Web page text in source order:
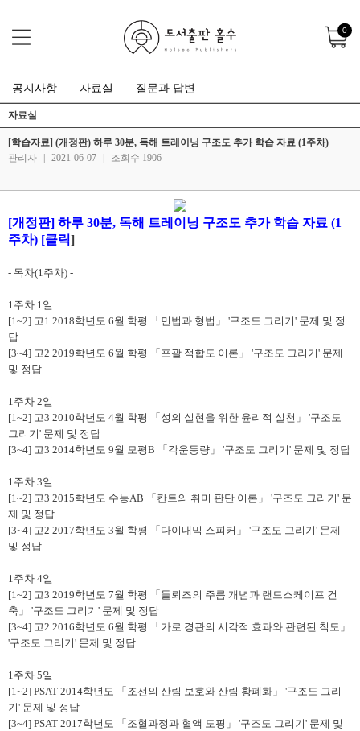
0
공지사항 자료실 질문과 답변
자료실
[학습자료] (개정판) 하루 30분, 독해 트레이닝 구조도 추가 학습 자료 (1주차)
관리자
2021-06-07 조회수 1906
[개정판] 하루 30분, 독해 트레이닝 구조도 추가 학습 자료 (1
주차) [클릭]
- 목차(1주차) -
1주차 1일
[1~2] 고1 2018학년도 6월 학평 「 민법과 형법 」 '구조도 그리기' 문제 및 정
답
[3~4] 고2 2019학년도 6월 학평 「 포괄 적합도 이론 」 '구조도 그리기' 문제
및 정답
1주차 2일
[1~2] 고3 2010학년도 4월 학평 「 성의 실현을 위한 윤리적 실천 」 '구조도
그리기' 문제 및 정답
[3~4] 고3 2014학년도 9월 모평B 「 각운동량 」 '구조도 그리기' 문제 및 정답
1주차 3일
[1~2] 고3 2015학년도 수능AB 「 칸트의 취미 판단 이론 」 '구조도 그리기' 문
제 및 정답
[3~4] 고2 2017학년도 3월 학평 「 다이내믹 스피커 」 '구조도 그리기' 문제
및 정답
1주차 4일
[1~2] 고3 2019학년도 7월 학평 「 들뢰즈의 주름 개념과 랜드스케이프 건
축 」 '구조도 그리기' 문제 및 정답
[3~4] 고2 2016학년도 6월 학평 「 가로 경관의 시각적 효과와 관련된 척도 」
'구조도 그리기' 문제 및 정답
1주차 5일
[1~2] PSAT 2014학년도 「 조선의 산림 보호와 산림 황폐화 」 '구조도 그리
기' 문제 및 정답
[3~4] PSAT 2017학년도 「 조혈과정과 혈액 도핑 」 '구조도 그리기' 문제 및